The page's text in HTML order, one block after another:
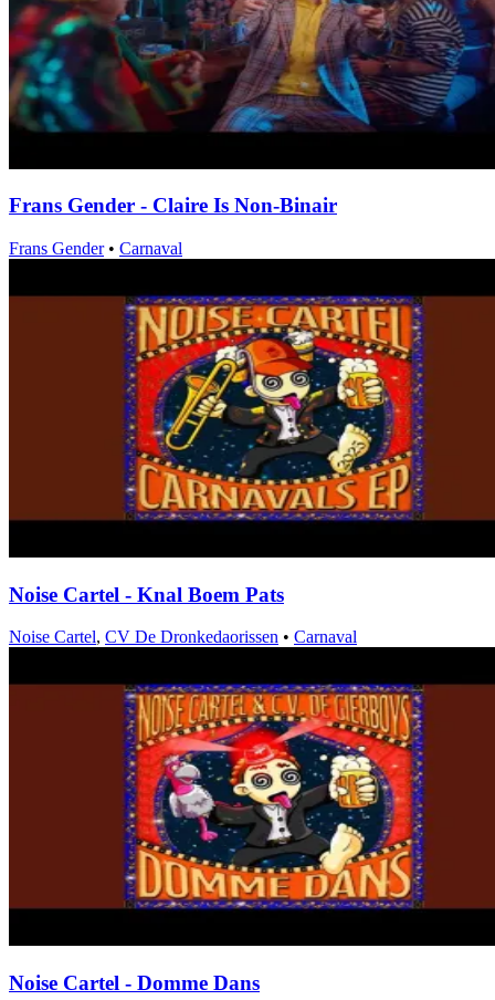
Frans Gender - Claire Is Non-Binair
Frans Gender • Carnaval
Noise Cartel - Knal Boem Pats
Noise Cartel, CV De Dronkedaorissen • Carnaval
Noise Cartel - Domme Dans